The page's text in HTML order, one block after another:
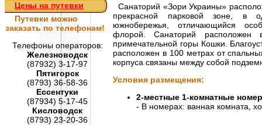
Цены на путевки
Путевки можно
заказать по телефонам!
Телефоны операторов:
Железноводск
(87932) 3-17-97
Пятигорск
(8793) 36-58-36
Ессентуки
(87934) 5-17-45
Кисловодск
(8793) 23-20-36
Санаторий «Зори Украины»
прекрасной парковой зоне, в
южнобережья, отличающийся
флорой. Санаторий
примечательной горы Кошки.
расположен в 100 метрах от
корпуса связаны между собой
Условия размещения:
2-местные 1-комнатные
- В номерах: ванная комната,